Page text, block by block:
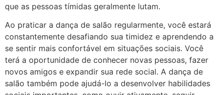
que as pessoas tímidas geralmente lutam.
Ao praticar a dança de salão regularmente, você estará
constantemente desafiando sua timidez e aprendendo a
se sentir mais confortável em situações sociais. Você
terá a oportunidade de conhecer novas pessoas, fazer
novos amigos e expandir sua rede social. A dança de
salão também pode ajudá-lo a desenvolver habilidades